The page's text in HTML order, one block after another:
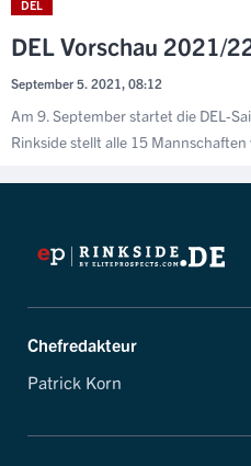
DEL
DEL Vorschau 2021/
September 5. 2021, 08:12
Am 9. September startet die DEL-
Rinkside stellt alle 15 Mannschaften
Chefredakteur
Patrick Korn